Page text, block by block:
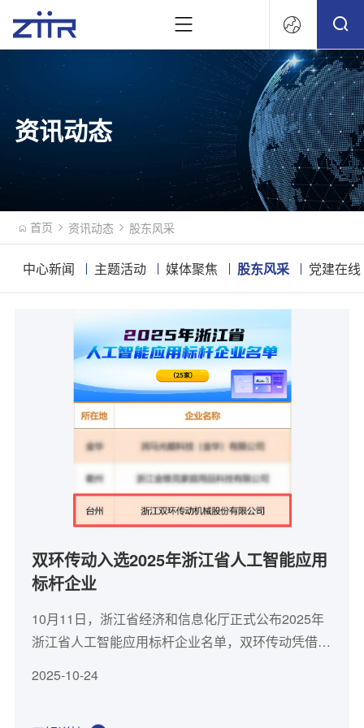
文
资讯动态
首页 资讯动态 股东风采
中心新闻 主题活动 媒体聚焦 股东风采 党建在线
双环传动入选2025年浙江省人工智能应用
标杆企业
10月11日，浙江省经济和信息化厅正式公布2025年
浙江省人工智能应用标杆企业名单，双环传动凭借在
2025-10-24